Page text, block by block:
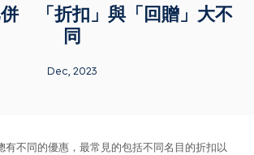
「折扣」與「回贈」大不
同
Dec, 2023
有不同的優惠，最常見的包括不同名目的折扣以